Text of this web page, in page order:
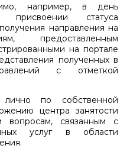
например, в день
статуса
направления на
предоставленным
на портале
полученных в
с отметкой
по собственной
центра занятости
связанным с
услуг в области